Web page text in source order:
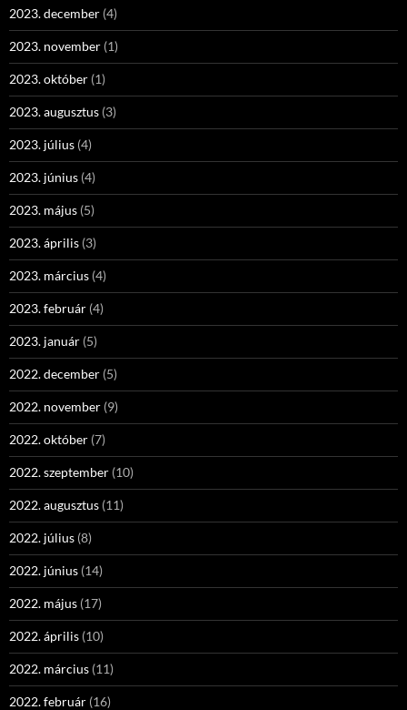
2023. december (4)
2023. november (1)
2023. október (1)
2023. augusztus (3)
2023. július (4)
2023. június (4)
2023. május (5)
2023. április (3)
2023. március (4)
2023. február (4)
2023. január (5)
2022. december (5)
2022. november (9)
2022. október (7)
2022. szeptember (10)
2022. augusztus (11)
2022. július (8)
2022. június (14)
2022. május (17)
2022. április (10)
2022. március (11)
2022. február (16)